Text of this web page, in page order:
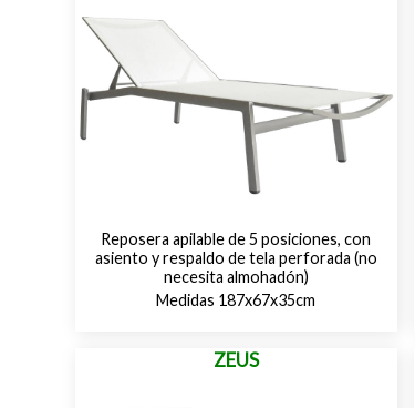
Reposera apilable de 5 posiciones, con
asiento y respaldo de tela perforada (no
necesita almohadón)
Medidas 187x67x35cm
ZEUS